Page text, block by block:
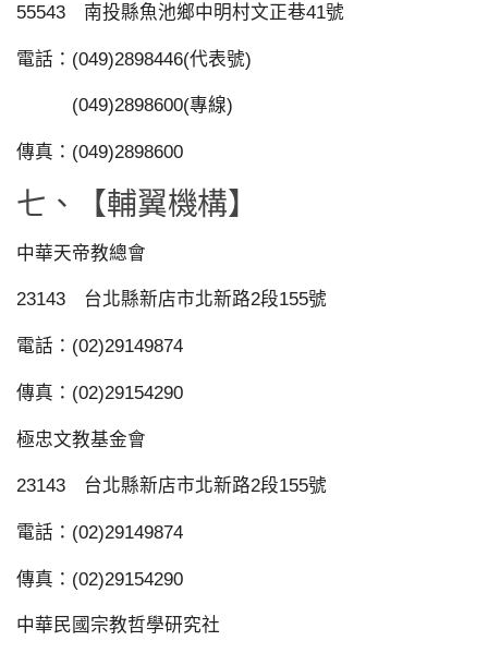
55543 南投縣魚池鄉中明村文正巷41號
電話：(049)2898446(代表號)
(049)2898600(專線)
傳真：(049)2898600
七、【輔翼機構】
中華天帝教總會
23143 台北縣新店市北新路2段155號
電話：(02)29149874
傳真：(02)29154290
極忠文教基金會
23143 台北縣新店市北新路2段155號
電話：(02)29149874
傳真：(02)29154290
中華民國宗教哲學研究社